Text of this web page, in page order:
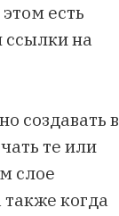
есть
ссылки на
создавать в
те или
слое
когда